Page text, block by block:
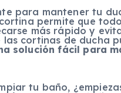
para mantener tu
permite que
más rápido y
las cortinas de ducha
solución fácil para
tu baño,